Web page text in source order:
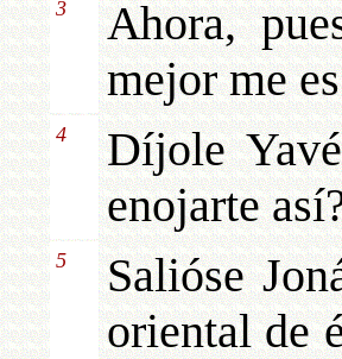
3
Ahora,
mejor me
4
Díjole
enojarte
5
Salióse
oriental de